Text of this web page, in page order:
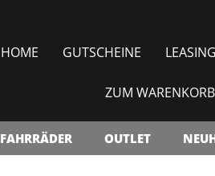
HOME GUTSCHEINE LEASING
ZUM WARENKORB
FAHRRÄDER OUTLET